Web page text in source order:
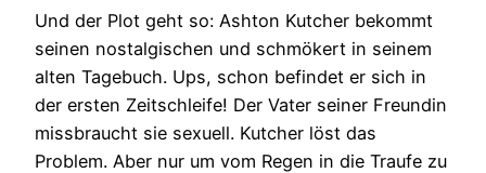
Und der Plot geht so: Ashton Kutcher bekommt
seinen nostalgischen und schmökert in seinem
alten Tagebuch. Ups, schon befindet er sich in
der ersten Zeitschleife! Der Vater seiner Freundin
missbraucht sie sexuell. Kutcher löst das
Problem. Aber nur um vom Regen in die Traufe zu